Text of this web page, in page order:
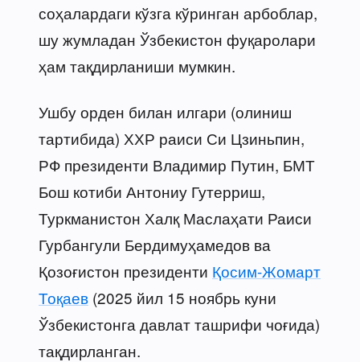
соҳалардаги кўзга кўринган арбоблар,
шу жумладан Ўзбекистон фуқаролари
ҳам тақдирланиши мумкин.
Ушбу орден билан илгари (олиниш
тартибида) ХХР раиси Си Цзиньпин,
РФ президенти Владимир Путин, БМТ
Бош котиби Антониу Гутерриш,
Туркманистон Халқ Маслаҳати Раиси
Гурбангули Бердимуҳамедов ва
Қозоғистон президенти Қосим-Жомарт
Тоқаев (2025 йил 15 ноябрь куни
Ўзбекистонга давлат ташрифи чоғида)
тақдирланган.